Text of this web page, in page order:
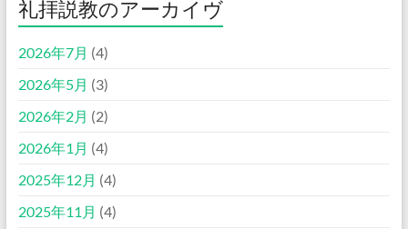
礼拝説教のアーカイヴ
2026年7月 (4)
2026年5月 (3)
2026年2月 (2)
2026年1月 (4)
2025年12月 (4)
2025年11月 (4)